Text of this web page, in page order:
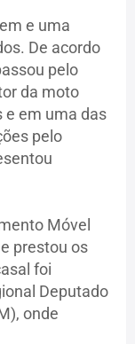
e uma
De acordo
pelo
da moto
e em uma das
pelo
Móvel
prestou os
foi
Deputado
onde